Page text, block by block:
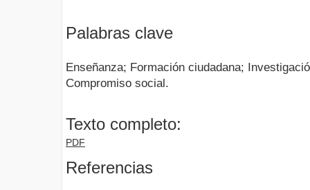
Palabras clave
Enseñanza; Formación ciudadana;
Compromiso social.
Texto completo:
PDF
Referencias